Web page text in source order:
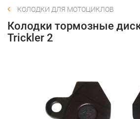
КОЛОДКИ ДЛЯ МОТОЦИКЛОВ
Колодки тормозные
Trickler 2